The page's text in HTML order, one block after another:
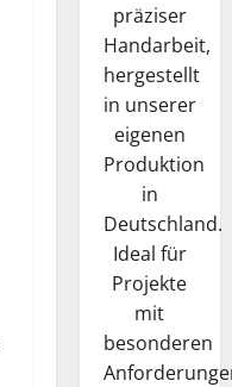
präziser
Handarbeit,
hergestellt
in unserer
eigenen
Produktion
in
Deutschland.
Ideal für
Projekte
mit
besonderen